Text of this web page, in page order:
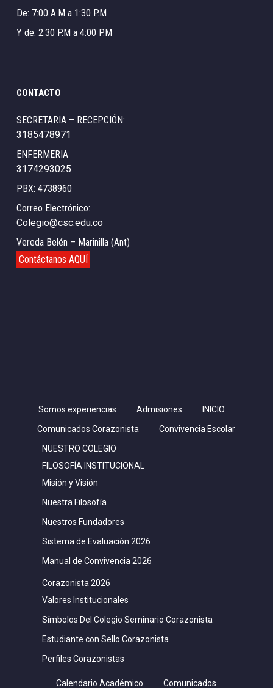
De: 7:00 A.M a 1:30 P.M
Y de: 2:30 P.M a 4:00 P.M
CONTACTO
SECRETARIA – RECEPCIÓN:
3185478971
ENFERMERIA
3174293025
PBX: 4738960
Correo Electrónico:
Colegio@csc.edu.co
Vereda Belén – Marinilla (Ant)
Contáctanos AQUÍ
Somos experiencias Admisiones
INICIO
Comunicados Corazonista
Convivencia Escolar
NUESTRO COLEGIO
FILOSOFÍA INSTITUCIONAL
Misión y Visión
Nuestra Filosofía
Nuestros Fundadores
Sistema de Evaluación 2026
Manual de Convivencia 2026
Corazonista 2026
Valores Institucionales
Símbolos Del Colegio Seminario Corazonista
Estudiante con Sello Corazonista
Perfiles Corazonistas
Calendario Académico Comunicados